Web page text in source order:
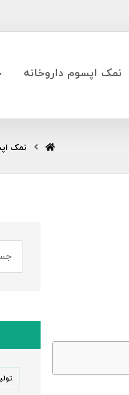
نمک اپسوم داروخانه
نمک